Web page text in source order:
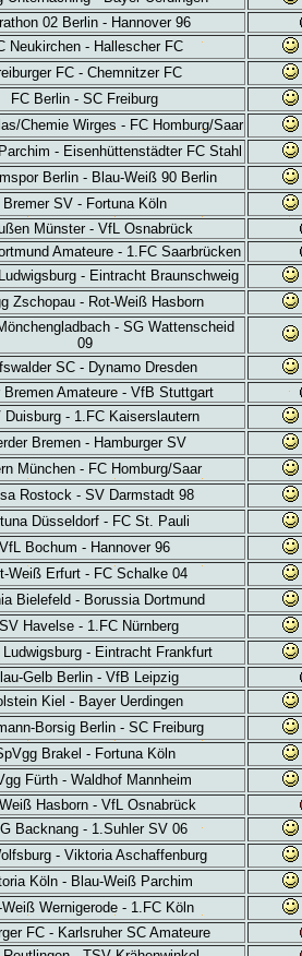
02 Berlin - Hannover 96
Neukirchen - Hallescher FC
FC - Chemnitzer FC
FC Berlin - SC Freiburg
Chemie Wirges - FC Homburg/Saar
- Eisenhüttenstädter FC Stahl
Berlin - Blau-Weiß 90 Berlin
Bremer SV - Fortuna Köln
Münster - VfL Osnabrück
Amateure - 1.FC Saarbrücken
- Eintracht Braunschweig
Zschopau - Rot-Weiß Hasborn
- SG Wattenscheid
09
SC - Dynamo Dresden
Bremen Amateure - VfB Stuttgart
Duisburg - 1.FC Kaiserslautern
Bremen - Hamburger SV
München - FC Homburg/Saar
Rostock - SV Darmstadt 98
Düsseldorf - FC St. Pauli
VfL Bochum - Hannover 96
Weiß Erfurt - FC Schalke 04
Bielefeld - Borussia Dortmund
Havelse - 1.FC Nürnberg
- Eintracht Frankfurt
Gelb Berlin - VfB Leipzig
Kiel - Bayer Uerdingen
Borsig Berlin - SC Freiburg
Brakel - Fortuna Köln
Fürth - Waldhof Mannheim
Hasborn - VfL Osnabrück
Backnang - 1.Suhler SV 06
- Viktoria Aschaffenburg
Köln - Blau-Weiß Parchim
Weiß Wernigerode - 1.FC Köln
FC - Karlsruher SC Amateure